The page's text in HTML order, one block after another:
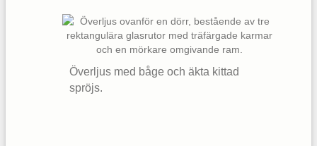
Överljus med båge och äkta kittad
spröjs.